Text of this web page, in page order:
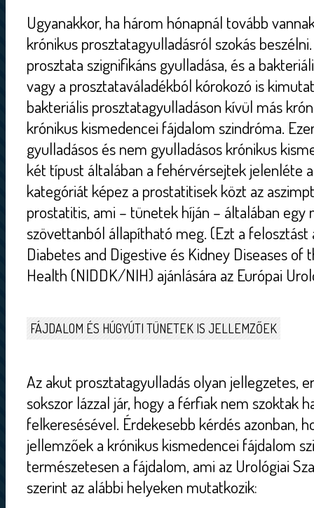
Ugyanakkor, ha három hónapnál tovább
krónikus prosztatagyulladásról szokás
prosztata szignifikáns gyulladása, és a
vagy a prosztataváladékból kórokozó is
bakteriális prosztatagyulladáson kívül más
krónikus kismedencei fájdalom szindróma.
gyulladásos és nem gyulladásos krónikus
két típust általában a fehérvérsejtek jelenléte
kategóriát képez a prostatitisek közt az
prostatitis, ami – tünetek híján – általában egy
szövettanból állapítható meg. (Ezt a
Diabetes and Digestive és Kidney Diseases
Health (NIDDK/NIH) ajánlására az Európai
FÁJDALOM ÉS HÚGYÚTI TÜNETEK IS JELLEMZŐEK
Az akut prosztatagyulladás olyan jellegzetes,
sokszor lázzal jár, hogy a férfiak nem szoktak
felkeresésével. Érdekesebb kérdés azonban,
jellemzőek a krónikus kismedencei fájdalom
természetesen a fájdalom, ami az Urológiai
szerint az alábbi helyeken mutatkozik: